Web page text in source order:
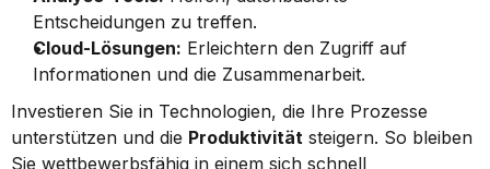
Entscheidungen zu treffen.
Cloud-Lösungen: Erleichtern den Zugriff auf
Informationen und die Zusammenarbeit.
Investieren Sie in Technologien, die Ihre Prozesse
unterstützen und die Produktivität steigern. So bleiben
Sie wettbewerbsfähig in einem sich schnell